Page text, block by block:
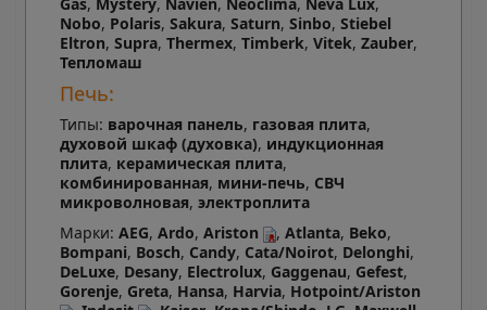
Gas, Mystery, Navien, Neoclima, Neva Lux,
Nobo, Polaris, Sakura, Saturn, Sinbo, Stiebel
Eltron, Supra, Thermex, Timberk, Vitek, Zauber,
Тепломаш
Печь:
Типы: варочная панель, газовая плита,
духовой шкаф (духовка), индукционная
плита, керамическая плита,
комбинированная, мини-печь, СВЧ
микроволновая, электроплита
Марки: AEG, Ardo, Ariston , Atlanta, Beko,
Bompani, Bosch, Candy, Cata/Noirot, Delonghi,
DeLuxe, Desany, Electrolux, Gaggenau, Gefest,
Gorenje, Greta, Hansa, Harvia, Hotpoint/Ariston